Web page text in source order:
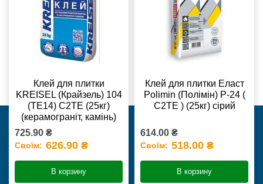
Клей для плитки
KREISEL (Крайзель) 104
(ТЕ14) С2TE (25кг)
(керамограніт, камінь)
725.90 ₴
Своїм: 626.90 ₴
В корзину
Клей для плитки Еласт
Polimin (Полімін) Р-24 (
С2ТЕ ) (25кг) сірий
614.00 ₴
Своїм: 518.00 ₴
В корзину